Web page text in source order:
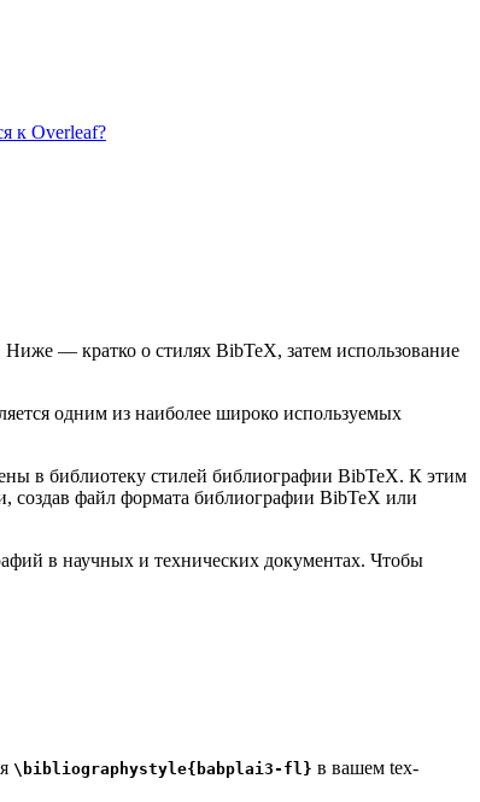
к Overleaf?
Ниже — кратко о стилях BibTeX, затем использование
одним из наиболее широко используемых
в библиотеку стилей библиографии BibTeX. К этим
создав файл формата библиографии BibTeX или
в научных и технических документах. Чтобы
\bibliographystyle{babplai3-fl} в вашем tex-